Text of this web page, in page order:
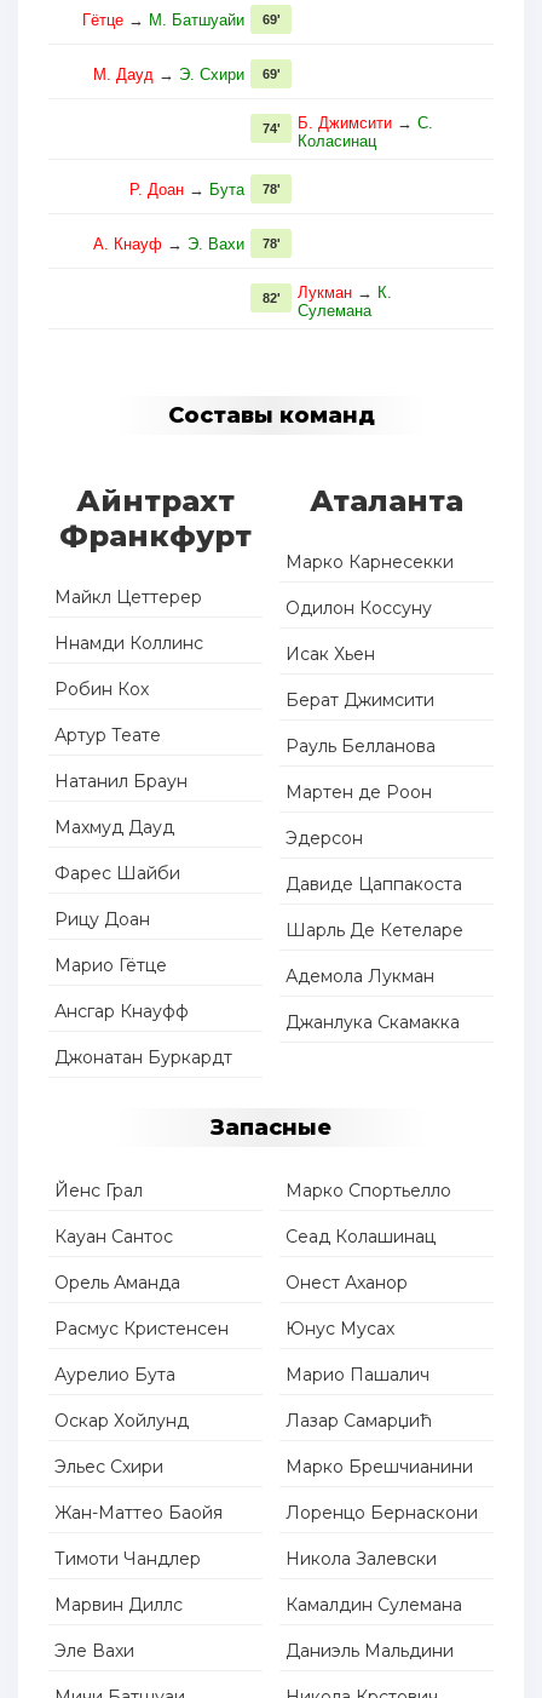
Гётце → М. Батшуайи 69'
М. Дауд → Э. Схири 69'
Б. Джимсити → С.
Коласинац
74'
Р. Доан → Бута 78'
А. Кнауф → Э. Вахи 78'
Лукман → К.
Сулемана
82'
Составы команд
Айнтрахт
Франкфурт
Майкл Цеттерер
Ннамди Коллинс
Робин Кох
Артур Теате
Натанил Браун
Махмуд Дауд
Фарес Шайби
Рицу Доан
Марио Гётце
Ансгар Кнауфф
Джонатан Буркардт
Аталанта
Марко Карнесекки
Одилон Коссуну
Исак Хьен
Берат Джимсити
Рауль Белланова
Мартен де Роон
Эдерсон
Давиде Цаппакоста
Шарль Де Кетеларе
Адемола Лукман
Джанлука Скамакка
Запасные
Йенс Грал
Кауан Сантос
Орель Аманда
Расмус Кристенсен
Аурелио Бута
Оскар Хойлунд
Эльес Схири
Жан-Маттео Баойя
Тимоти Чандлер
Марвин Диллс
Эле Вахи
Марко Спортьелло
Сеад Колашинац
Онест Аханор
Юнус Мусах
Марио Пашалич
Лазар Самарџић
Марко Брешчианини
Лоренцо Бернаскони
Никола Залевски
Камалдин Сулемана
Даниэль Мальдини